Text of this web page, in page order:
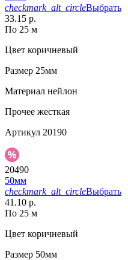
checkmark_alt_circleВыбрать
33.15 р.
По 25 м
Цвет коричневый
Размер 25мм
Материал нейлон
Прочее жесткая
Артикул 20190
20490
50мм
checkmark_alt_circleВыбрать
41.10 р.
По 25 м
Цвет коричневый
Размер 50мм